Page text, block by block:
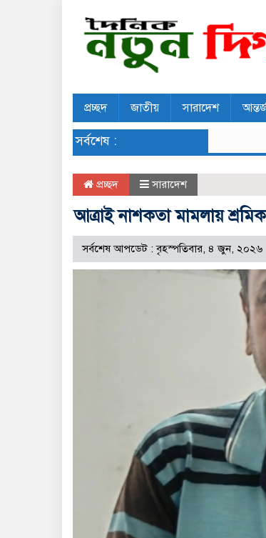
প্রচ্ছদ জাতীয় সারাদেশ
সর্বশেষ :
প্রচ্ছদ সারাদেশ
আত্রাই নাশকতা মামলায়
সর্বশেষ আপডেট : বৃহস্পতিবার, ৪ জুন, ২০২৬